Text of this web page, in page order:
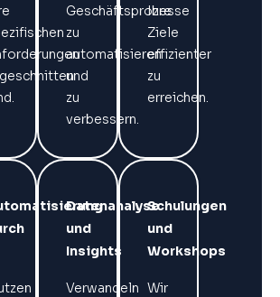
Geschäftsprozesse
zu
automatisieren
und
zu
verbessern.
Ihre
Ziele
effizienter
zu
erreichen.
Datenanalyse
und
Insights
Verwandeln
Schulungen
und
Workshops
Wir